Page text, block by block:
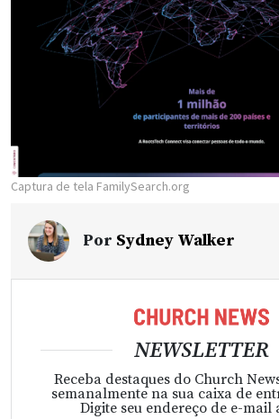
Captura de tela FamilySearch.org
Por Sydney Walker
NEWSLETTER
Receba destaques do Church
semanalmente na sua caixa de
Digite seu endereço de e-mail